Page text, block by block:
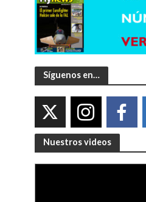
Síguenos en…
Nuestros videos